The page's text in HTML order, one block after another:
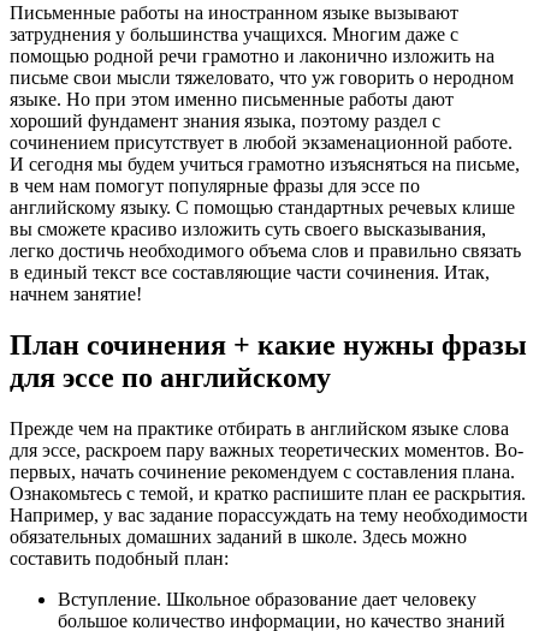
Письменные работы на иностранном языке вызывают
затруднения у большинства учащихся. Многим даже с
помощью родной речи грамотно и лаконично изложить на
письме свои мысли тяжеловато, что уж говорить о неродном
языке. Но при этом именно письменные работы дают
хороший фундамент знания языка, поэтому раздел с
сочинением присутствует в любой экзаменационной работе.
И сегодня мы будем учиться грамотно изъясняться на письме,
в чем нам помогут популярные фразы для эссе по
английскому языку. С помощью стандартных речевых клише
вы сможете красиво изложить суть своего высказывания,
легко достичь необходимого объема слов и правильно связать
в единый текст все составляющие части сочинения. Итак,
начнем занятие!
План сочинения + какие нужны фразы
для эссе по английскому
Прежде чем на практике отбирать в английском языке слова
для эссе, раскроем пару важных теоретических моментов. Во-
первых, начать сочинение рекомендуем с составления плана.
Ознакомьтесь с темой, и кратко распишите план ее раскрытия.
Например, у вас задание порассуждать на тему необходимости
обязательных домашних заданий в школе. Здесь можно
составить подобный план:
Вступление. Школьное образование дает человеку
большое количество информации, но качество знаний